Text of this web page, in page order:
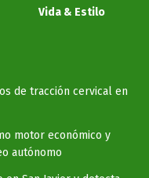
Vida & Estilo
de tracción cervical en
motor económico y
autónomo